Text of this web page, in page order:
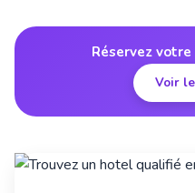
Réservez
Voir